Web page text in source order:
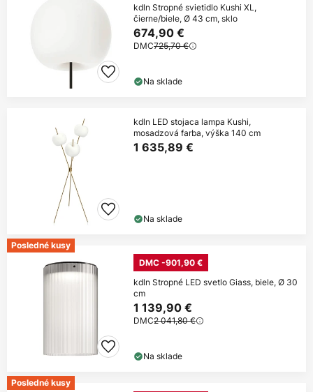
kdln Stropné svietidlo Kushi XL,
čierne/biele, Ø 43 cm, sklo
674,90 €
DMC725,70 €
Na sklade
kdln LED stojaca lampa Kushi,
mosadzová farba, výška 140 cm
1 635,89 €
Na sklade
Posledné kusy
DMC -901,90 €
kdln Stropné LED svetlo Giass, biele, Ø 30
cm
1 139,90 €
DMC2 041,80 €
Na sklade
Posledné kusy